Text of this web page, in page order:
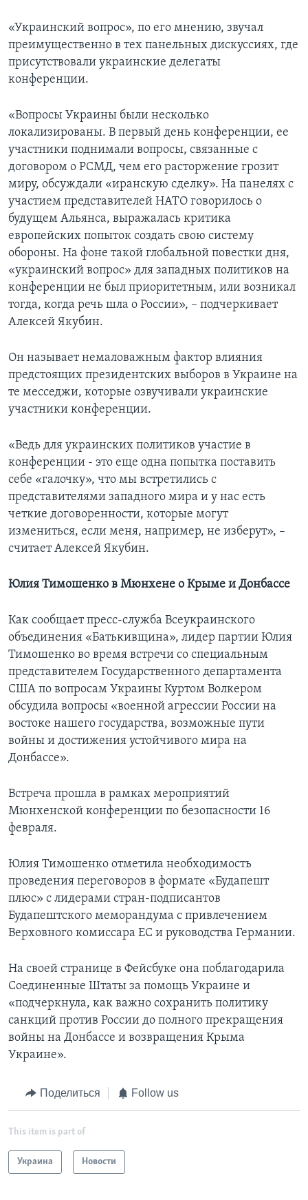
«Украинский вопрос», по его мнению, звучал
преимущественно в тех панельных дискуссиях, где
присутствовали украинские делегаты
конференции.
«Вопросы Украины были несколько
локализированы. В первый день конференции, ее
участники поднимали вопросы, связанные с
договором о РСМД, чем его расторжение грозит
миру, обсуждали «иранскую сделку». На панелях с
участием представителей НАТО говорилось о
будущем Альянса, выражалась критика
европейских попыток создать свою систему
обороны. На фоне такой глобальной повестки дня,
«украинский вопрос» для западных политиков на
конференции не был приоритетным, или возникал
тогда, когда речь шла о России», – подчеркивает
Алексей Якубин.
Он называет немаловажным фактор влияния
предстоящих президентских выборов в Украине на
те месседжи, которые озвучивали украинские
участники конференции.
«Ведь для украинских политиков участие в
конференции - это еще одна попытка поставить
себе «галочку», что мы встретились с
представителями западного мира и у нас есть
четкие договоренности, которые могут
измениться, если меня, например, не изберут», –
считает Алексей Якубин.
Юлия Тимошенко в Мюнхене о Крыме и Донбассе
Как сообщает пресс-служба Всеукраинского
объединения «Батькивщина», лидер партии Юлия
Тимошенко во время встречи со специальным
представителем Государственного департамента
США по вопросам Украины Куртом Волкером
обсудила вопросы «военной агрессии России на
востоке нашего государства, возможные пути
войны и достижения устойчивого мира на
Донбассе».
Встреча прошла в рамках мероприятий
Мюнхенской конференции по безопасности 16
февраля.
Юлия Тимошенко отметила необходимость
проведения переговоров в формате «Будапешт
плюс» с лидерами стран-подписантов
Будапештского меморандума с привлечением
Верховного комиссара ЕС и руководства Германии.
На своей странице в Фейсбуке она поблагодарила
Соединенные Штаты за помощь Украине и
«подчеркнула, как важно сохранить политику
санкций против России до полного прекращения
войны на Донбассе и возвращения Крыма
Украине».
Поделиться Follow us
This item is part of
Украина Новости